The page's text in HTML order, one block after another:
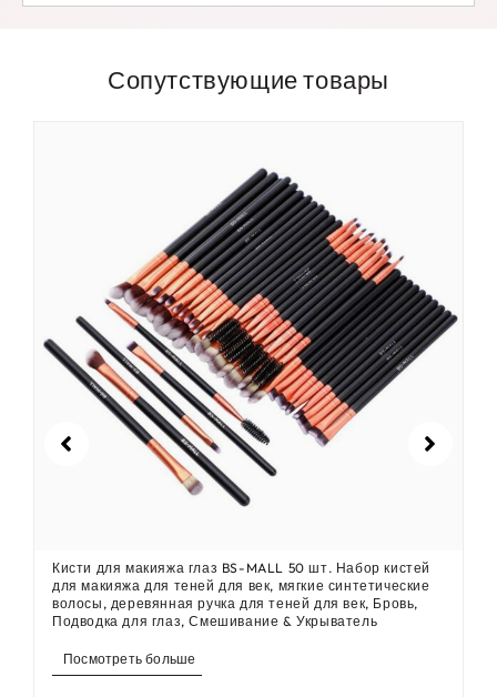
Сопутствующие товары
Кисти для макияжа глаз BS-MALL 50 шт. Набор кистей
для макияжа для теней для век, мягкие синтетические
волосы, деревянная ручка для теней для век, Бровь,
Подводка для глаз, Смешивание & Укрыватель
Посмотреть больше